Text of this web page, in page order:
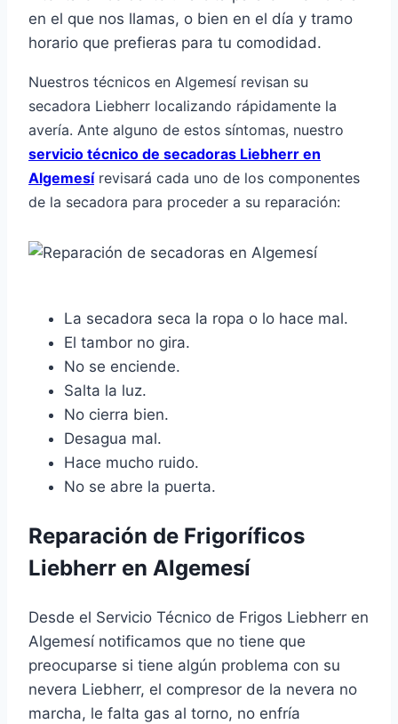
en el que nos llamas, o bien en el día y tramo
horario que prefieras para tu comodidad.
Nuestros técnicos en Algemesí revisan su
secadora Liebherr localizando rápidamente la
avería. Ante alguno de estos síntomas, nuestro
servicio técnico de secadoras Liebherr en
Algemesírevisará cada uno de los componentes
de la secadora para proceder a su reparación:
La secadora seca la ropa o lo hace mal.
El tambor no gira.
No se enciende.
Salta la luz.
No cierra bien.
Desagua mal.
Hace mucho ruido.
No se abre la puerta.
Reparación de Frigoríficos
Liebherr en Algemesí
Desde el Servicio Técnico de Frigos Liebherr en
Algemesí notificamos que no tiene que
preocuparse si tiene algún problema con su
nevera Liebherr, el compresor de la nevera no
marcha, le falta gas al torno, no enfría